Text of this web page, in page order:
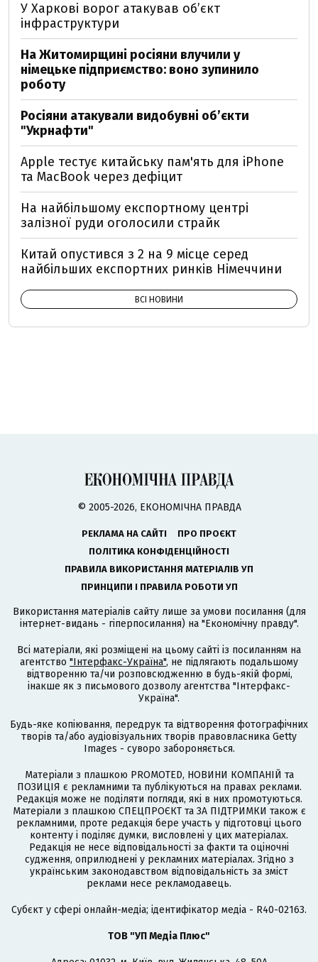
У Харкові ворог атакував обʼєкт
інфраструктури
На Житомирщині росіяни влучили у
німецьке підприємство: воно зупинило
роботу
Росіяни атакували видобувні обʼєкти
"Укрнафти"
Apple тестує китайську пам'ять для iPhone
та MacBook через дефіцит
На найбільшому експортному центрі
залізної руди оголосили страйк
Китай опустився з 2 на 9 місце серед
найбільших експортних ринків Німеччини
ВСІ НОВИНИ
© 2005-2026, ЕКОНОМІЧНА ПРАВДА
РЕКЛАМА НА САЙТІ
ПРО ПРОЄКТ
ПОЛІТИКА КОНФІДЕНЦІЙНОСТІ
ПРАВИЛА ВИКОРИСТАННЯ МАТЕРІАЛІВ УП
ПРИНЦИПИ І ПРАВИЛА РОБОТИ УП
Використання матеріалів сайту лише за умови посилання (для
інтернет-видань - гіперпосилання) на "Економічну правду".
Всі матеріали, які розміщені на цьому сайті із посиланням на
агентство "Інтерфакс-Україна", не підлягають подальшому
відтворенню та/чи розповсюдженню в будь-якій формі,
інакше як з письмового дозволу агентства "Інтерфакс-
Україна".
Будь-яке копіювання, передрук та відтворення фотографічних
творів та/або аудіовізуальних творів правовласника Getty
Images - суворо забороняється.
Матеріали з плашкою PROMOTED, НОВИНИ КОМПАНІЙ та
ПОЗИЦІЯ є рекламними та публікуються на правах реклами.
Редакція може не поділяти погляди, які в них промотуються.
Матеріали з плашкою СПЕЦПРОЄКТ та ЗА ПІДТРИМКИ також є
рекламними, проте редакція бере участь у підготовці цього
контенту і поділяє думки, висловлені у цих матеріалах.
Редакція не несе відповідальності за факти та оціночні
судження, оприлюднені у рекламних матеріалах. Згідно з
українським законодавством відповідальність за зміст
реклами несе рекламодавець.
Cубєкт у сфері онлайн-медіа; ідентифікатор медіа - R40-02163.
ТОВ "УП Медіа Плюс"